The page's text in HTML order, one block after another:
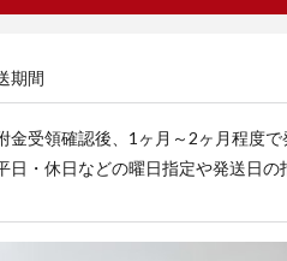
期間
金受領確認後、1ヶ月～2ヶ月程度で
日・休日などの曜日指定や発送日の